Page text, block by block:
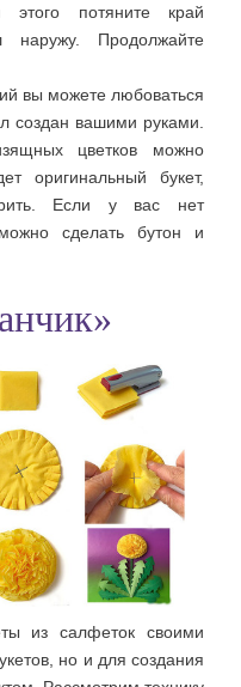
потяните край
Продолжайте
вы можете любоваться
создан вашими руками.
цветков можно
оригинальный букет,
Если у вас нет
сделать бутон и
из салфеток своими
но и для создания